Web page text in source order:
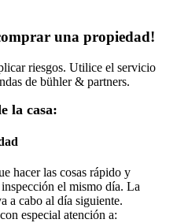
una propiedad!
riesgos. Utilice el servicio
de bühler & partners.
la casa:
hacer las cosas rápido y
el mismo día. La
a cabo al día siguiente.
especial atención a: